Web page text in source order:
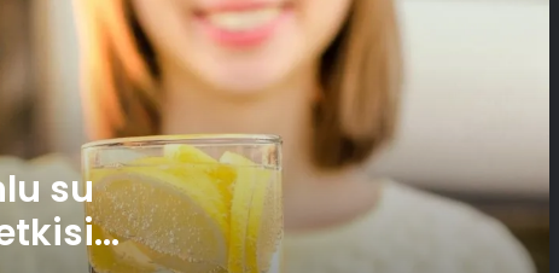
su
şaşırtacak!
Aynısefa Bitkisinin Faydaları Bitmek
Bilmiyor!
Günde 50 dakika yürüyün sağlıklı kilo
verin